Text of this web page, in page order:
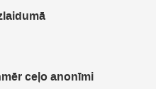
ceļo anonīmi